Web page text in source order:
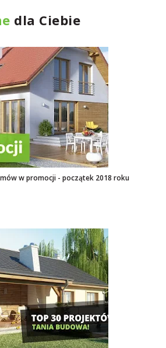
dla Ciebie
w promocji - początek 2018 roku